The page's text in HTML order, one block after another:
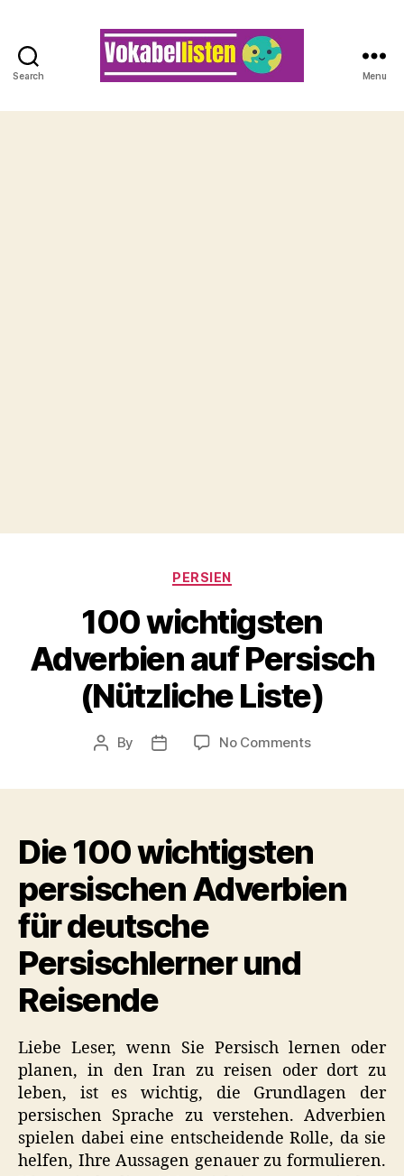
Search Menu
Categories
PERSIEN
100 wichtigsten
Adverbien auf Persisch
(Nützliche Liste)
Post
By
Post
No Commentson
(Nützliche
Liste)
Die 100 wichtigsten
persischen Adverbien
für deutsche
Persischlerner und
Reisende
Liebe Leser, wenn Sie Persisch lernen oder
planen, in den Iran zu reisen oder dort zu
leben, ist es wichtig, die Grundlagen der
persischen Sprache zu verstehen. Adverbien
spielen dabei eine entscheidende Rolle, da sie
helfen, Ihre Aussagen genauer zu formulieren.